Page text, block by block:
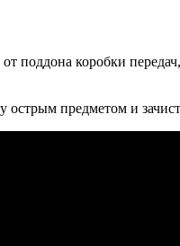
поддона коробки
острым предметом и